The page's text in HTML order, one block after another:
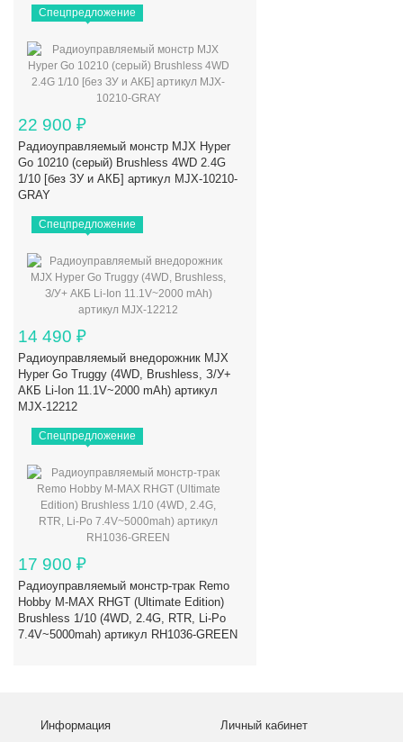
Спецпредложение
22 900 ₽
Радиоуправляемый монстр MJX Hyper
Go 10210 (серый) Brushless 4WD 2.4G
1/10 [без ЗУ и АКБ] артикул MJX-10210-
GRAY
Спецпредложение
14 490 ₽
Радиоуправляемый внедорожник MJX
Hyper Go Truggy (4WD, Brushless, З/У+
АКБ Li-Ion 11.1V~2000 mAh) артикул
MJX-12212
Спецпредложение
17 900 ₽
Радиоуправляемый монстр-трак Remo
Hobby M-MAX RHGT (Ultimate Edition)
Brushless 1/10 (4WD, 2.4G, RTR, Li-Po
7.4V~5000mah) артикул RH1036-GREEN
Информация Личный кабинет